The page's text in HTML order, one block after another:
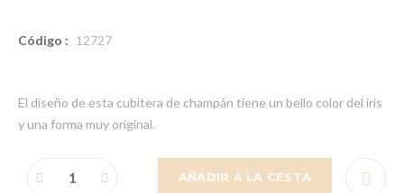
Código : 12727
El diseño de esta cubitera de champán tiene un bello color del iris
y una forma muy original.
AÑADIR A LA CESTA